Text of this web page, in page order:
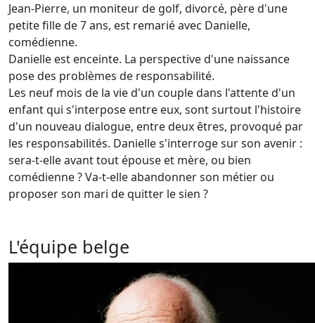
Jean-Pierre, un moniteur de golf, divorcé, père d'une
petite fille de 7 ans, est remarié avec Danielle,
comédienne.
Danielle est enceinte. La perspective d'une naissance
pose des problèmes de responsabilité.
Les neuf mois de la vie d'un couple dans l'attente d'un
enfant qui s'interpose entre eux, sont surtout l'histoire
d'un nouveau dialogue, entre deux êtres, provoqué par
les responsabilités. Danielle s'interroge sur son avenir :
sera-t-elle avant tout épouse et mère, ou bien
comédienne ? Va-t-elle abandonner son métier ou
proposer son mari de quitter le sien ?
L'équipe belge